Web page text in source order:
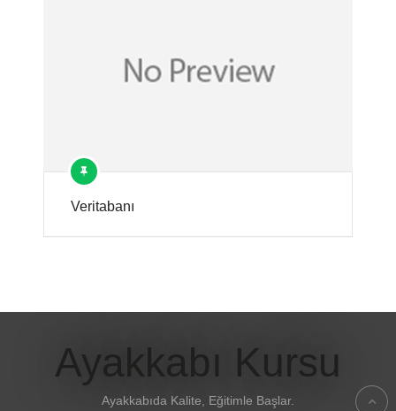
Veritabanı
Ayakkabı Kursu
Ayakkabıda Kalite, Eğitimle Başlar.